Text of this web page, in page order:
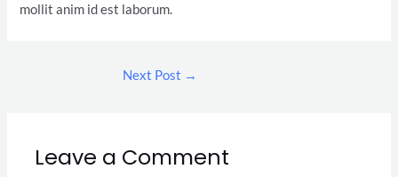
mollit anim id est laborum.
Next Post →
Leave a Comment